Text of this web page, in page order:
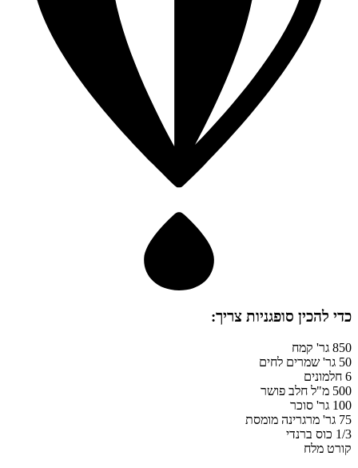
כדי להכין סופגניות צריך:
850 גר' קמח
50 גר' שמרים לחים
6 חלמונים
500 מ"ל חלב פושר
100 גר' סוכר
75 גר' מרגרינה מומסת
1/3 כוס ברנדי
קורט מלח